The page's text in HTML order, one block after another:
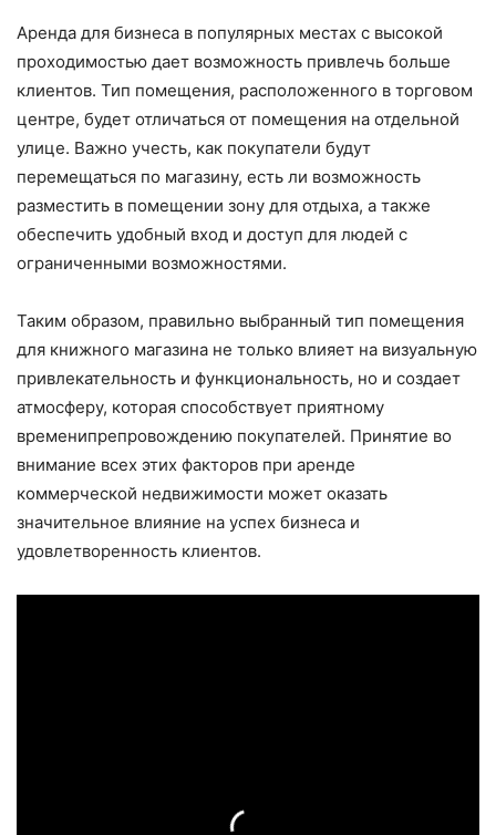
Аренда для бизнеса в популярных местах с высокой
проходимостью дает возможность привлечь больше
клиентов. Тип помещения, расположенного в торговом
центре, будет отличаться от помещения на отдельной
улице. Важно учесть, как покупатели будут
перемещаться по магазину, есть ли возможность
разместить в помещении зону для отдыха, а также
обеспечить удобный вход и доступ для людей с
ограниченными возможностями.
Таким образом, правильно выбранный тип помещения
для книжного магазина не только влияет на визуальную
привлекательность и функциональность, но и создает
атмосферу, которая способствует приятному
временипрепровождению покупателей. Принятие во
внимание всех этих факторов при аренде
коммерческой недвижимости может оказать
значительное влияние на успех бизнеса и
удовлетворенность клиентов.